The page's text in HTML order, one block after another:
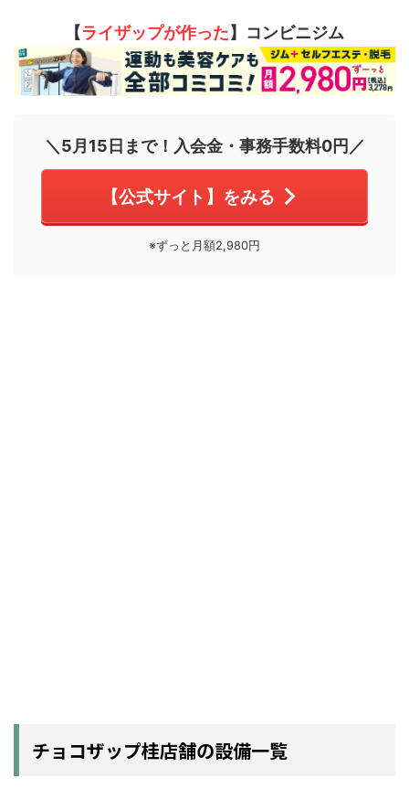
【ライザップが作った】コンビニジム
＼5月15日まで！入会金・事務手数料0円／
【公式サイト】をみる
※ずっと月額2,980円
チョコザップ桂店舗の設備一覧